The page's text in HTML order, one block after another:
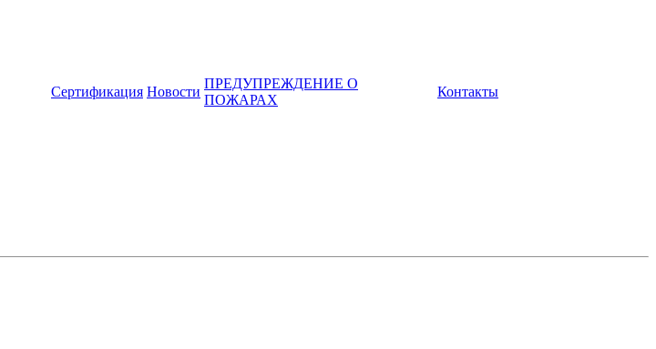
Сертификация Новости
ПРЕДУПРЕЖДЕНИЕ О
ПОЖАРАХ
Контакты